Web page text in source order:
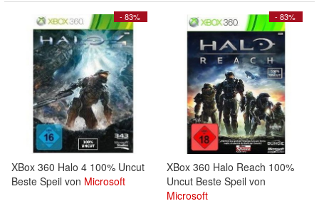
- 83%
XBox 360 Halo 4 100% Uncut
Beste Speil von Microsoft
- 83%
XBox 360 Halo Reach 100%
Uncut Beste Speil von
Microsoft